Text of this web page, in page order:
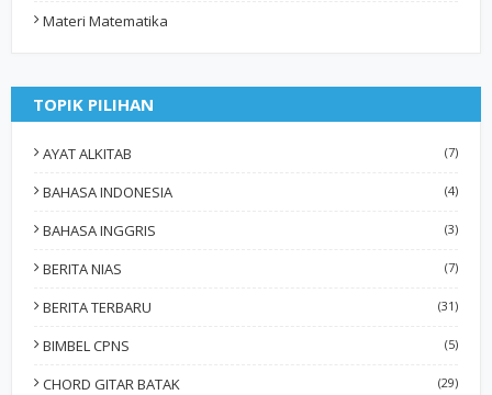
Materi Matematika
TOPIK PILIHAN
AYAT ALKITAB (7)
BAHASA INDONESIA (4)
BAHASA INGGRIS (3)
BERITA NIAS (7)
BERITA TERBARU (31)
BIMBEL CPNS (5)
CHORD GITAR BATAK (29)